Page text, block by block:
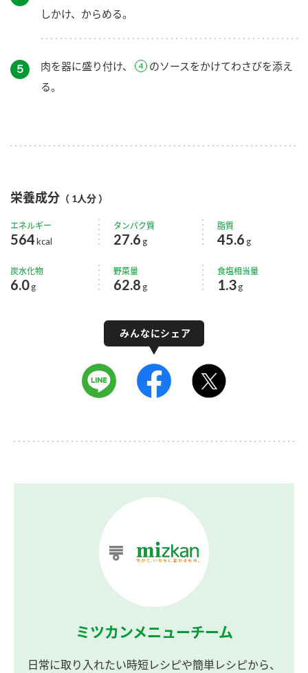
しかけ、からめる。
５ 肉を器に盛り付け、
のソースをかけてわさびを添え
る。
栄養成分 （ 1人分 ）
エネルギー
564kcal
タンパク質
27.6 g
脂質
45.6 g
炭水化物
6.0g
野菜量
62.8 g
食塩相当量
1.3 g
ミツカンメニューチーム
日常に取り入れたい時短レシピや簡単レシピから、